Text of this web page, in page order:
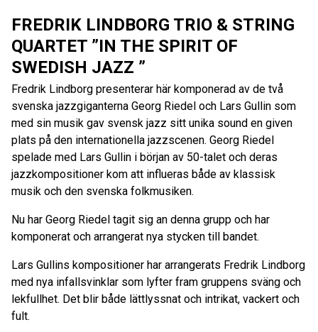
FREDRIK LINDBORG TRIO & STRING
QUARTET ”IN THE SPIRIT OF
SWEDISH JAZZ ”
Fredrik Lindborg presenterar här komponerad av de två
svenska jazzgiganterna Georg Riedel och Lars Gullin som
med sin musik gav svensk jazz sitt unika sound en given
plats på den internationella jazzscenen. Georg Riedel
spelade med Lars Gullin i början av 50-talet och deras
jazzkompositioner kom att influeras både av klassisk
musik och den svenska folkmusiken.
Nu har Georg Riedel tagit sig an denna grupp och har
komponerat och arrangerat nya stycken till bandet.
Lars Gullins kompositioner har arrangerats Fredrik Lindborg
med nya infallsvinklar som lyfter fram gruppens sväng och
lekfullhet. Det blir både lättlyssnat och intrikat, vackert och
fult.